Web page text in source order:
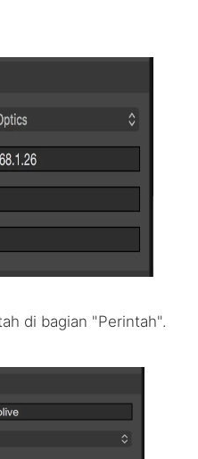
di bagian "Perintah".